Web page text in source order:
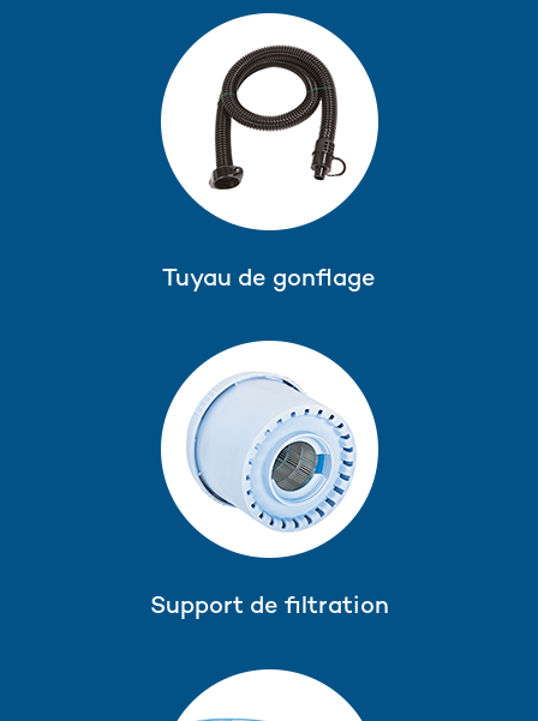
Tuyau de gonflage
Support de filtration